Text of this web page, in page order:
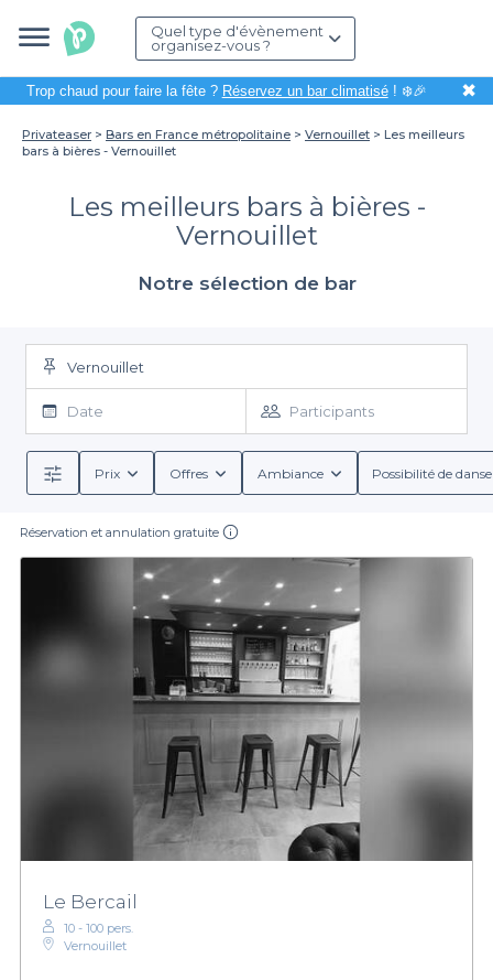
Quel type d'évènement
organisez-vous ?
Trop chaud pour faire la fête ? Réservez un bar climatisé! ❄️🎉 ✖
Privateaser Bars en France métropolitaine Vernouillet
Les meilleurs
bars à bières - Vernouillet
Les meilleurs bars à bières -
Vernouillet
Notre sélection de bar
Vernouillet
Date Participants
Prix Offres Ambiance Possibilité de
Réservation et annulation gratuite
Le Bercail
10 - 100 pers.
Vernouillet